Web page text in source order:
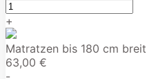
+
Matratzen bis 180 cm breit
63,00 €